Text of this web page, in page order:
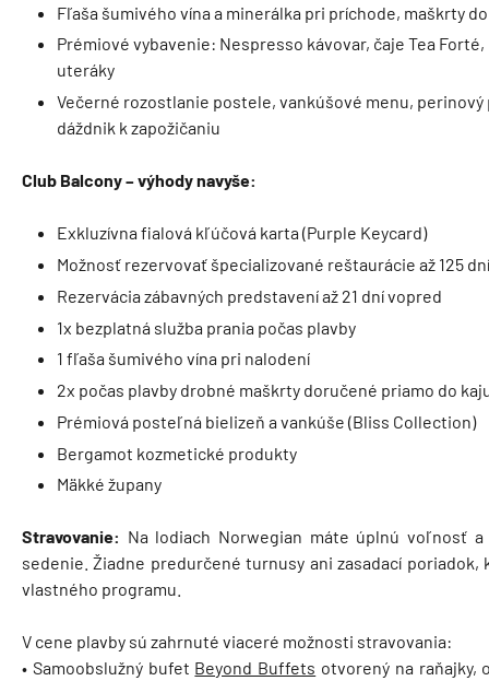
Fľaša šumivého vína a minerálka pri príchode, maškrty
Prémiové vybavenie: Nespresso kávovar, čaje Tea
uteráky
Večerné rozostlanie postele, vankúšové menu,
dáždnik k zapožičaniu
Club Balcony – výhody navyše:
Exkluzívna fialová kľúčová karta (Purple Keycard)
Možnosť rezervovať špecializované reštaurácie až 125
Rezervácia zábavných predstavení až 21 dní vopred
1x bezplatná služba prania počas plavby
1 fľaša šumivého vína pri nalodení
2x počas plavby drobné maškrty doručené priamo do
Prémiová posteľná bielizeň a vankúše (Bliss Collection)
Bergamot kozmetické produkty
Mäkké župany
Stravovanie: Na lodiach Norwegian máte úplnú voľnosť
sedenie. Žiadne predurčené turnusy ani zasadací
vlastného programu.
V cene plavby sú zahrnuté viaceré možnosti stravovania:
• Samoobslužný bufet Beyond Buffets otvorený na raňajky,